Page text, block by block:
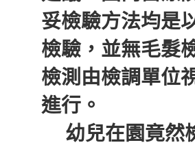
妥檢驗方法均是
檢驗，並無毛髮
檢測由檢調單位
進行。
幼兒在園竟然